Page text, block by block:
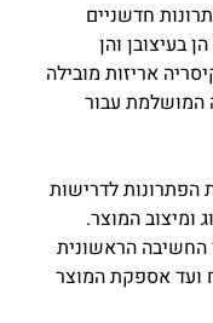
חדשניים
בעיצובן והן
של מעל 20 שנה קיסריה אריזות מובילה
המושלמת עבור
הפתרונות לדרישות
ומיצוב המוצר.
הראשונית
ועד אספקת המוצר